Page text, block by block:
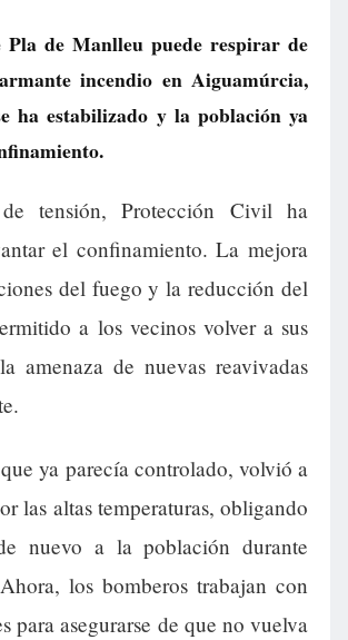
Pla de Manlleu puede respirar de
incendio en Aiguamúrcia,
ha estabilizado y la población ya
tensión, Protección Civil ha
el confinamiento. La mejora
del fuego y la reducción del
a los vecinos volver a sus
amenaza de nuevas reavivadas
ya parecía controlado, volvió a
las altas temperaturas, obligando
nuevo a la población durante
los bomberos trabajan con
para asegurarse de que no vuelva